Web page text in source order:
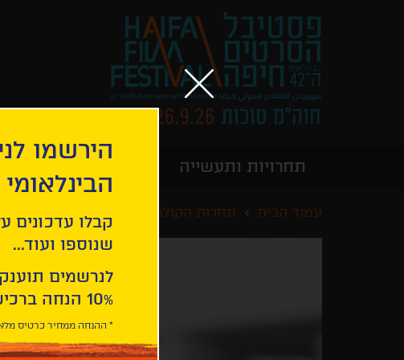
תחרויות ותעשייה
עמוד הבית תחרות הקולנוע הישראלי הקצר מקבץ 3 –
הירשמו
קבלו עדכונים
שנוספו ועוד...
לנרשמים
10% הנחה ברכישת 2 כרטיסים לסרטי הפסטיבל .
* ההנחה ממחיר כרטיס